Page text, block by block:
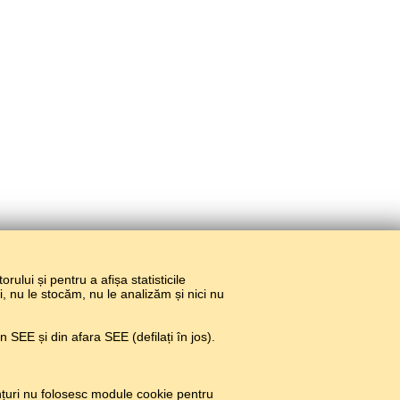
și pentru a afișa statisticile
nu le stocăm, nu le analizăm și nici nu
și din afara SEE (defilați în jos).
nu folosesc module cookie pentru